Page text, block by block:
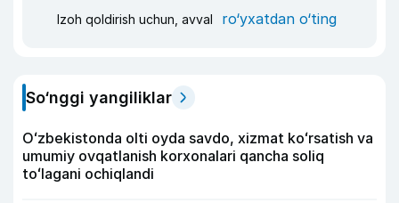
Izoh qoldirish uchun, avval ro‘yxatdan o‘ting
So‘nggi yangiliklar
Oʻzbekistonda olti oyda savdo, xizmat koʻrsatish va
umumiy ovqatlanish korxonalari qancha soliq
toʻlagani ochiqlandi